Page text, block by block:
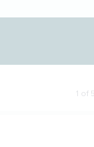
1 of 5